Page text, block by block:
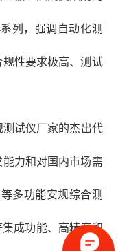
列，强调自动化测
性要求极高、测试
测试仪厂家的杰出代
力和对国内市场需
多功能安规综合测
成功能、高精度和